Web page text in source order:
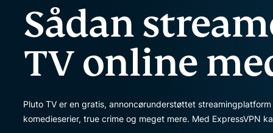
scale.
Sådan
TV online
Pluto TV er en gratis, annoncørunderstøttet
komedieserier, true crime og meget mere. Med ExpressVPN